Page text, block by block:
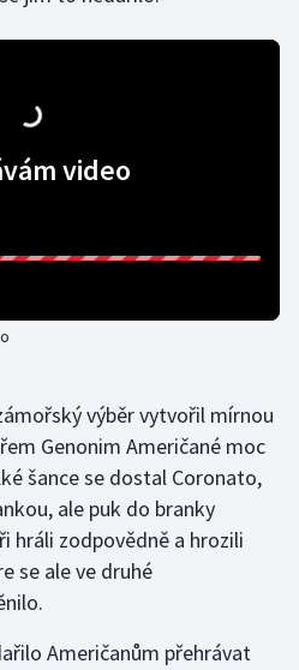
video
výběr vytvořil mírnou
Genonim Američané moc
šance se dostal Coronato,
ale puk do branky
hráli zodpovědně a hrozili
se ale ve druhé
Američanům přehrávat